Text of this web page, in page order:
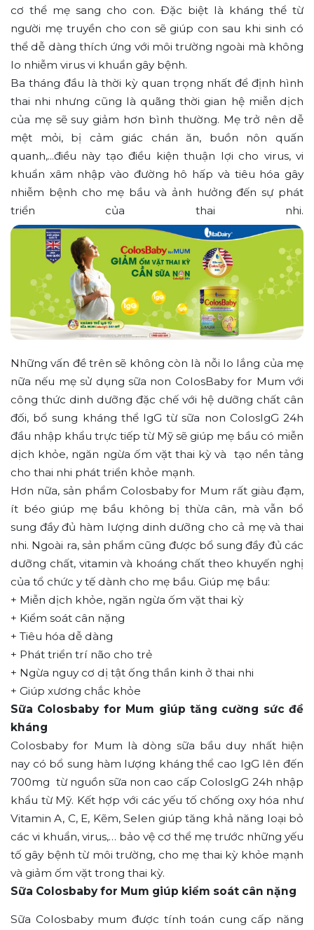
cơ thể mẹ sang cho con. Đặc biệt là kháng thể từ
người mẹ truyền cho con sẽ giúp con sau khi sinh có
thể dễ dàng thích ứng với môi trường ngoài mà không
lo nhiễm virus vi khuẩn gây bệnh.
Ba tháng đầu là thời kỳ quan trọng nhất để định hình
thai nhi nhưng cũng là quãng thời gian hệ miễn dịch
của mẹ sẽ suy giảm hơn bình thường. Mẹ trở nên dễ
mệt mỏi, bị cảm giác chán ăn, buồn nôn quấn
quanh,...điều này tạo điều kiện thuận lợi cho virus, vi
khuẩn xâm nhập vào đường hô hấp và tiêu hóa gây
nhiễm bệnh cho mẹ bầu và ảnh hưởng đến sự phát
triển của thai nhi.
Những vấn đề trên sẽ không còn là nỗi lo lắng của mẹ
nữa nếu mẹ sử dụng sữa non ColosBaby for Mum với
công thức dinh dưỡng đặc chế với hệ dưỡng chất cân
đối, bổ sung kháng thể IgG từ sữa non ColosIgG 24h
đầu nhập khẩu trực tiếp từ Mỹ sẽ giúp mẹ bầu có miễn
dịch khỏe, ngăn ngừa ốm vặt thai kỳ và tạo nền tảng
cho thai nhi phát triển khỏe mạnh.
Hơn nữa, sản phẩm Colosbaby for Mum rất giàu đạm,
ít béo giúp mẹ bầu không bị thừa cân, mà vẫn bổ
sung đầy đủ hàm lượng dinh dưỡng cho cả mẹ và thai
nhi. Ngoài ra, sản phẩm cũng được bổ sung đầy đủ các
dưỡng chất, vitamin và khoáng chất theo khuyến nghị
của tổ chức y tế dành cho mẹ bầu. Giúp mẹ bầu:
+ Miễn dịch khỏe, ngăn ngừa ốm vặt thai kỳ
+ Kiểm soát cân nặng
+ Tiêu hóa dễ dàng
+ Phát triển trí não cho trẻ
+ Ngừa nguy cơ dị tật ống thần kinh ở thai nhi
+ Giúp xương chắc khỏe
Sữa Colosbaby for Mum giúp tăng cường sức đề
kháng
Colosbaby for Mum là dòng sữa bầu duy nhất hiện
nay có bổ sung hàm lượng kháng thể cao IgG lên đến
700mg từ nguồn sữa non cao cấp ColosIgG 24h nhập
khẩu từ Mỹ. Kết hợp với các yếu tố chống oxy hóa như
Vitamin A, C, E, Kẽm, Selen giúp tăng khả năng loại bỏ
các vi khuẩn, virus,… bảo vệ cơ thể mẹ trước những yếu
tố gây bệnh từ môi trường, cho mẹ thai kỳ khỏe mạnh
và giảm ốm vặt trong thai kỳ.
Sữa Colosbaby for Mum giúp kiểm soát cân nặng
Sữa Colosbaby mum được tính toán cung cấp năng